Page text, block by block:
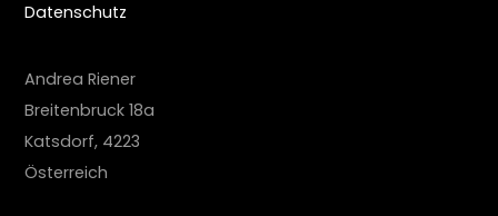
Datenschutz
Andrea Riener
Breitenbruck 18a
Katsdorf, 4223
Österreich